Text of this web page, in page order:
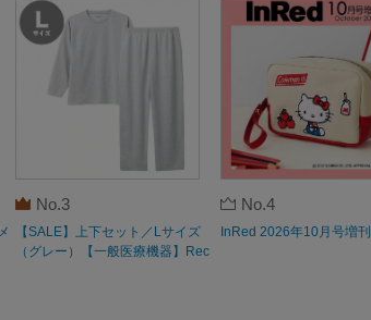
No.3
【SALE】上下セット／Lサイズ
（グレー）【一般医療機器】Rec
No.4
InRed 2026年10月号増刊